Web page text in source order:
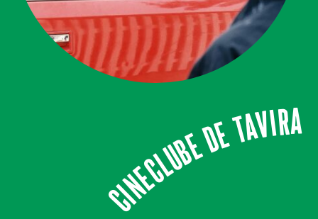
CINECLUBE DE TAVIRA